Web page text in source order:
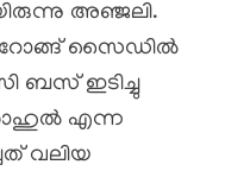
അഞ്ജലി.
റോങ്ങ്‌ സൈഡിൽ
ബസ് ഇടിച്ചു
എന്ന
വലിയ